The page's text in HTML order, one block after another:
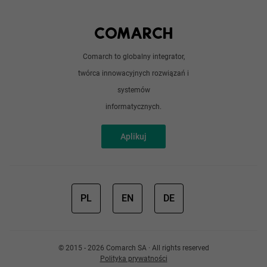
Comarch to globalny integrator,
twórca innowacyjnych rozwiązań i
systemów
informatycznych.
Aplikuj
Doświadczeni programiści
PL EN DE
© 2015 - 2026 Comarch SA · All rights reserved
Polityka prywatności